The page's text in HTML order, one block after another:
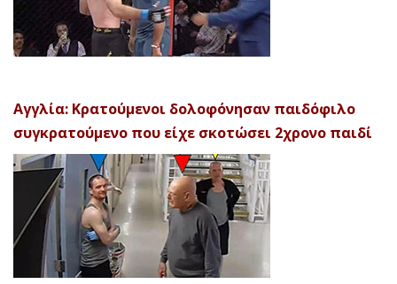
Αγγλία: Κρατούμενοι δολοφόνησαν παιδόφιλο
συγκρατούμενο που είχε σκοτώσει 2χρονο παιδί